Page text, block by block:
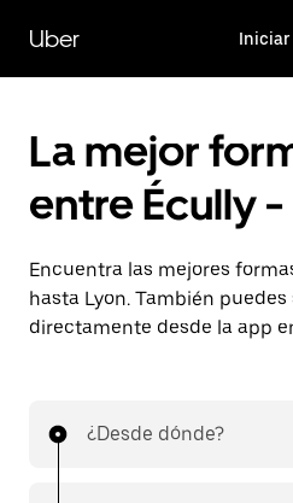
contenido
principal
Uber Iniciar
La mejor
entre Écully -
Encuentra las mejores
hasta Lyon. También
directamente desde la app
¿Desde dónde?